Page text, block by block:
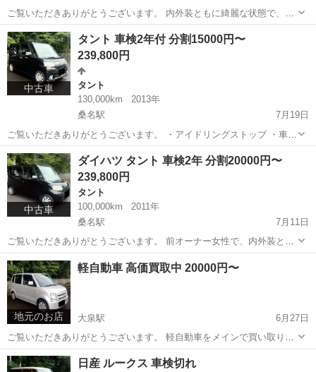
ご覧いただきありがとうございます。 内外装ともに綺麗な状態で、タ
バコ臭もありません。 大切に乗られてたお車ですので、気持ちよくお
乗りいただけると思います。 ・車検2年付き ・冷暖房良好◎ ・走行距
離 約11万km ・衝突...
三重 桑名市 在良駅 ムーヴ 走行距離
中古車
タント 車検2年付 分割15000円〜
239,800円
タント
130,000km
2013年
桑名駅
7月19日
ご覧いただきありがとうございます。 ・アイドリングストップ ・車検
2年付き ・冷暖房良好◎ ・走行距離 約135000km 陸送対応も可能です
ので、遠方の方もお気軽にご相談ください。 分割をご希望の方は、頭
金の有無と月...
三重 桑名市 桑名駅 タント 走行距離
中古車
ダイハツ タント 車検2年 分割20000円〜
239,800円
タント
100,000km
2011年
桑名駅
7月11日
ご覧いただきありがとうございます。 前オーナー女性で、内外装とも
に綺麗な状態で、タバコ臭もありません。 ・車検2年付 ・冷暖房良好
◎ ・走行距離 約10万km ・ナビTV 陸送対応も可能ですので、遠方の
方もお気軽にご...
三重 桑名市 桑名駅 タント 走行距離
地元のお店
軽自動車 高価買取中 20000円〜
大泉駅
6月27日
ご覧いただきありがとうございます。 軽自動車をメインで買い取りさ
せていただいてます。 ワゴンR タント ゼスト ライフ ムーヴ N-BOX
N-WGN 軽トラ… 不動車でも積載車で取りに行かせていただきます。
三重 いなべ市 大泉駅 その他
日産 ルークス 車検切れ